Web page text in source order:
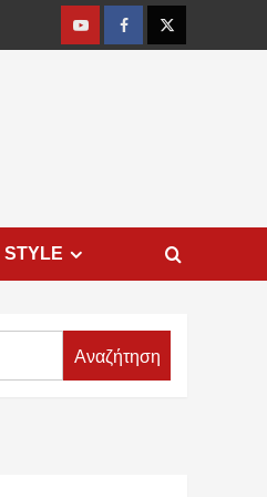
YoutubeFacebookTwitter
STYLE